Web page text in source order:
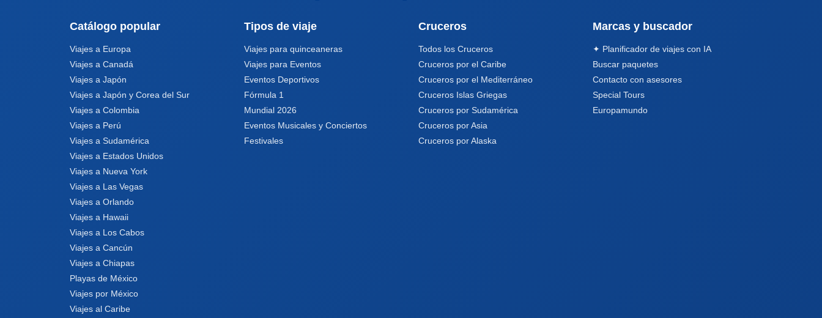
Catálogo popular
Viajes a Europa
Viajes a Canadá
Viajes a Japón
Viajes a Japón y Corea del Sur
Viajes a Colombia
Viajes a Perú
Viajes a Sudamérica
Viajes a Estados Unidos
Viajes a Nueva York
Viajes a Las Vegas
Viajes a Orlando
Viajes a Hawaii
Viajes a Los Cabos
Viajes a Cancún
Viajes a Chiapas
Playas de México
Viajes por México
Viajes al Caribe
Tipos de viaje
Viajes para quinceaneras
Viajes para Eventos
Eventos Deportivos
Fórmula 1
Mundial 2026
Eventos Musicales y Conciertos
Festivales
Cruceros
Todos los Cruceros
Cruceros por el Caribe
Cruceros por el Mediterráneo
Cruceros Islas Griegas
Cruceros por Sudamérica
Cruceros por Asia
Cruceros por Alaska
Marcas y buscador
✦ Planificador de viajes con IA
Buscar paquetes
Contacto con asesores
Special Tours
Europamundo